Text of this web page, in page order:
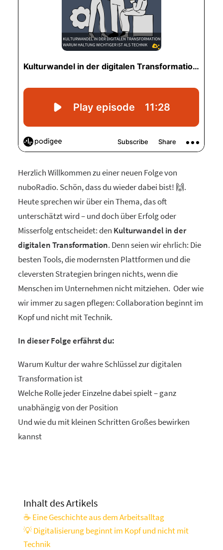
Herzlich Willkommen zu einer neuen Folge von
nuboRadio. Schön, dass du wieder dabei bist! 🙌.
Heute sprechen wir über ein Thema, das oft
unterschätzt wird – und doch über Erfolg oder
Misserfolg entscheidet: den Kulturwandel in der
digitalen Transformation. Denn seien wir ehrlich: Die
besten Tools, die modernsten Plattformen und die
cleversten Strategien bringen nichts, wenn die
Menschen im Unternehmen nicht mitziehen. Oder wie
wir immer zu sagen pflegen: Collaboration beginnt im
Kopf und nicht mit Technik.
In dieser Folge erfährst du:
Warum Kultur der wahre Schlüssel zur digitalen
Transformation ist
Welche Rolle jeder Einzelne dabei spielt – ganz
unabhängig von der Position
Und wie du mit kleinen Schritten Großes bewirken
kannst
Inhalt des Artikels
☕ Eine Geschichte aus dem Arbeitsalltag
💡 Digitalisierung beginnt im Kopf und nicht mit
Technik